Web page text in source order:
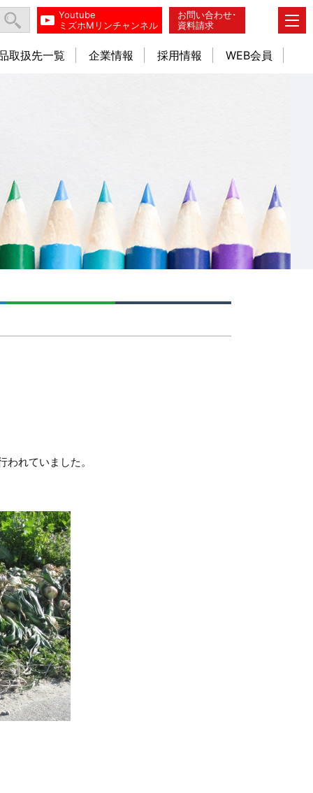
お問い合わせ･
資料請求
Youtube
ミズホMリンチャンネル
取扱先一覧 企業情報 採用情報 WEB会員
れていました。